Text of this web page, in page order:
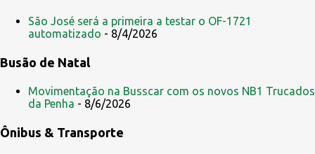
São José será a primeira a testar o OF-1721
automatizado - 8/4/2026
Busão de Natal
Movimentação na Busscar com os novos NB1 Trucados
da Penha - 8/6/2026
Ônibus & Transporte